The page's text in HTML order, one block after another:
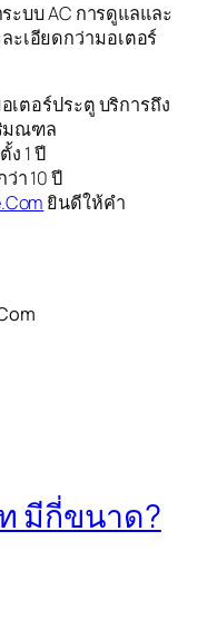
ะบบ AC การดูแลและ
เอียดกว่ามอเตอร์
ตอร์ประตู บริการถึง
มณฑล
ง 1 ปี
า 10 ปี
ยินดีให้คำ
มีกี่ขนาด?